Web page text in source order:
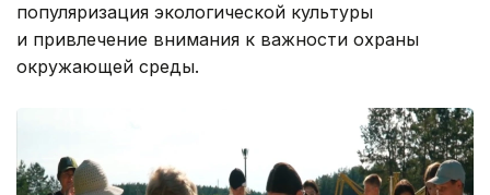
популяризация экологической культуры
и привлечение внимания к важности охраны
окружающей среды.